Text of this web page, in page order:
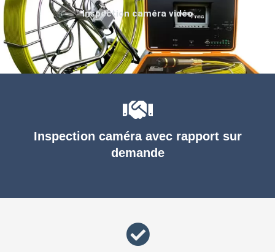
Inspection caméra avec rapport sur
demande
Inspection caméra vidéo